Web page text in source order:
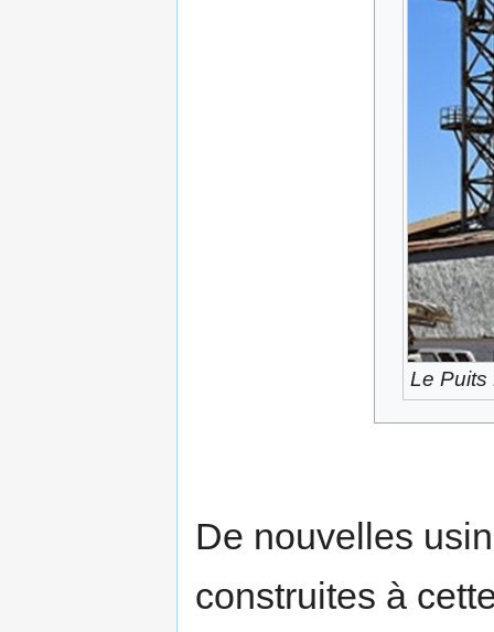
Le Puits
De nouvelles
construites à